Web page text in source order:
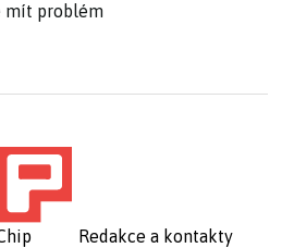
mít problém
Redakce a kontakty